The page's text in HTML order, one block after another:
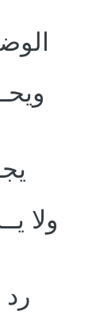
ولا
رد